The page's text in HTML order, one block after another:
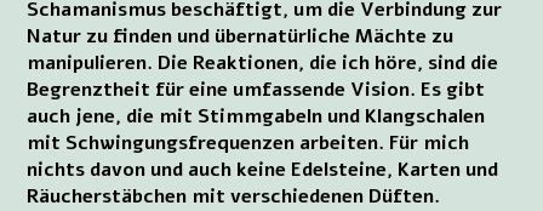
Schamanismus beschäftigt, um die Verbindung zur
Natur zu finden und übernatürliche Mächte zu
manipulieren. Die Reaktionen, die ich höre, sind die
Begrenztheit für eine umfassende Vision. Es gibt
auch jene, die mit Stimmgabeln und Klangschalen
mit Schwingungsfrequenzen arbeiten. Für mich
nichts davon und auch keine Edelsteine, Karten und
Räucherstäbchen mit verschiedenen Düften.